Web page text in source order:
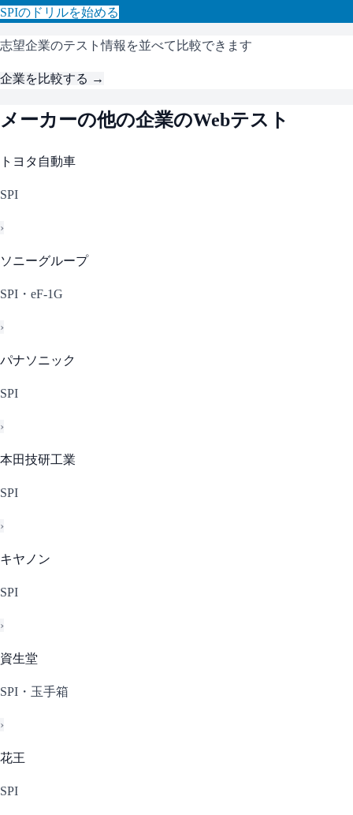
SPIのドリルを始める
志望企業のテスト情報を並べて比較できます
企業を比較する →
メーカーの他の企業のWebテスト
トヨタ自動車
SPI
›
ソニーグループ
SPI・eF-1G
›
パナソニック
SPI
›
本田技研工業
SPI
›
キヤノン
SPI
›
資生堂
SPI・玉手箱
›
花王
SPI